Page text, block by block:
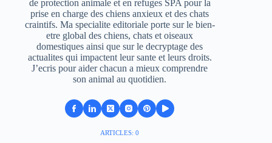
de protection animale et en refuges SPA pour la
prise en charge des chiens anxieux et des chats
craintifs. Ma specialite editoriale porte sur le bien-
etre global des chiens, chats et oiseaux
domestiques ainsi que sur le decryptage des
actualites qui impactent leur sante et leurs droits.
J’ecris pour aider chacun a mieux comprendre
son animal au quotidien.
ARTICLES: 0